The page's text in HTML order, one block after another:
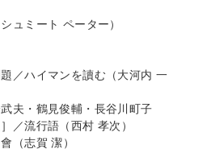
ュミート ペーター）
／ハイマンを讀む（大河内 一
夫・鶴見俊輔・長谷川町子
／流行語（西村 孝次）
（志賀 潔）